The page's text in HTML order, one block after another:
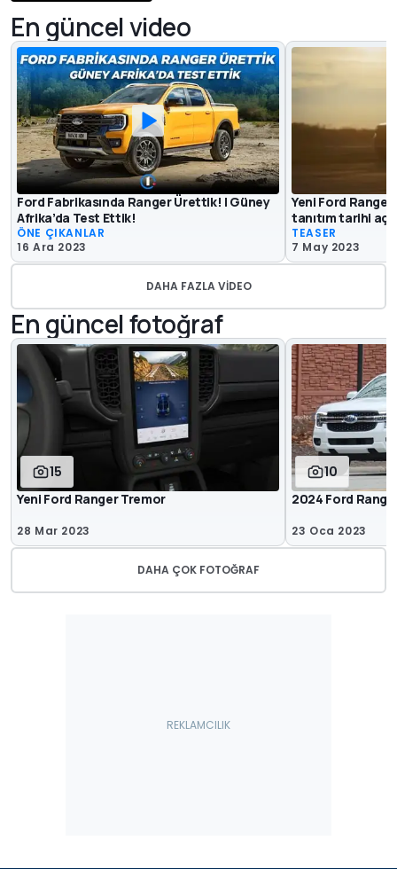
En güncel video
Ford Fabrikasında Ranger Ürettik! | Güney
Afrika’da Test Ettik!
ÖNE ÇIKANLAR
16 Ara 2023
Yeni Ford
tanıtım tarihi
TEASER
7 May 2023
DAHA FAZLA VIDEO
En güncel fotoğraf
15
Yeni Ford Ranger Tremor
28 Mar 2023
10
2024 Ford
23 Oca 2023
DAHA ÇOK FOTOĞRAF